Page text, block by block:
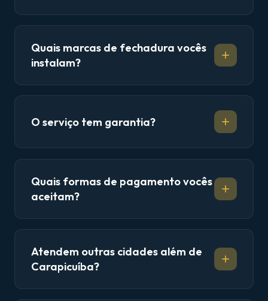
Quais marcas de fechadura vocês
instalam?
O serviço tem garantia?
Quais formas de pagamento vocês
aceitam?
Atendem outras cidades além de
Carapicuíba?